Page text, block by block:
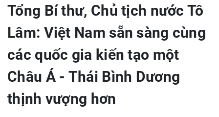
Tổng Bí thư, Chủ tịch nước Tô
Lâm: Việt Nam sẵn sàng cùng
các quốc gia kiến tạo một
Châu Á - Thái Bình Dương
thịnh vượng hơn